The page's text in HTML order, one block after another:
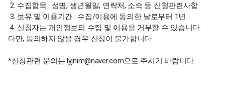
2. 수집항목 : 성명, 생년월일, 연락처, 소속 등 신청관련사항
3. 보유 및 이용기간 : 수집/이용에 동의한 날로부터 1년
4. 신청자는 개인정보의 수집 및 이용을 거부할 수 있습니다.
다만, 동의하지 않을 경우 신청이 불가합니다.
*신청관련 문의는 lyjnim@naver.com으로 주시기 바랍니다.